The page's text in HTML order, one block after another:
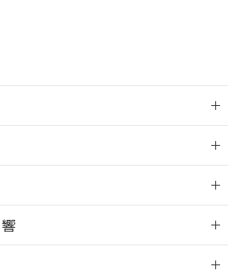
す。
含有証明書（当社基準）
発行日時点で非含有を証明す
りません。
指令のフタル酸エステル類４
では、対応完了までの期間は出
対応品が混在することから備考
を記載しておりました。
て対応品への在庫切替を完了
とから、特段のことがない限